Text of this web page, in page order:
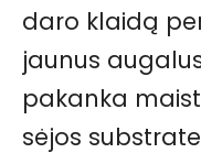
daro klaidą
jaunus
pakanka
sėjos